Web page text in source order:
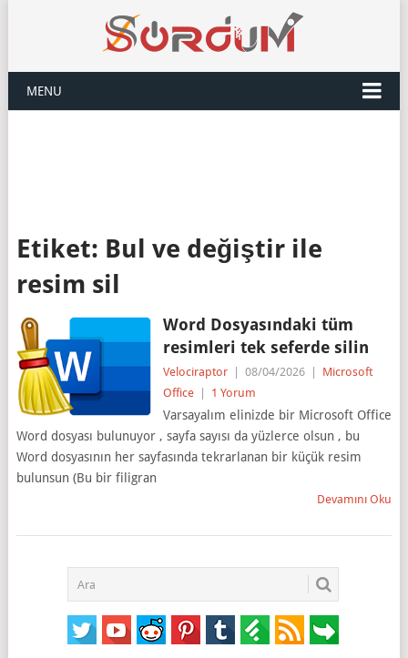
MENU
Etiket: Bul ve değiştir ile
resim sil
Word Dosyasındaki tüm
resimleri tek seferde silin
Velociraptor 08/04/2026
Microsoft
Office
1 Yorum
Varsayalım elinizde bir Microsoft Office
Word dosyası bulunuyor , sayfa sayısı da yüzlerce olsun , bu
Word dosyasının her sayfasında tekrarlanan bir küçük resim
bulunsun (Bu bir filigran
Devamını Oku